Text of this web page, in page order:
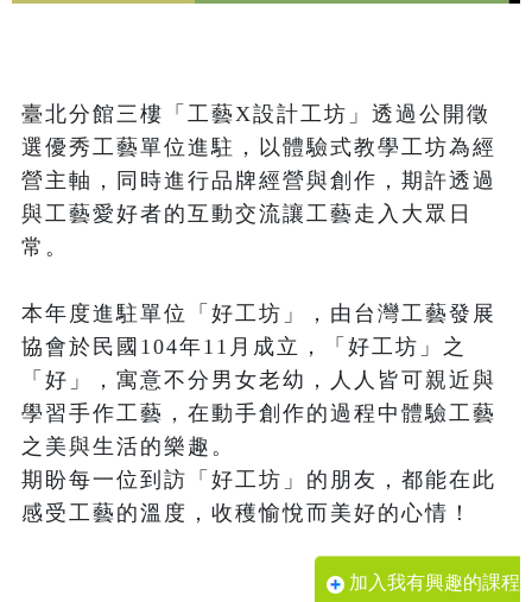
臺北分館三樓「工藝X設計工坊」透過公開徵
選優秀工藝單位進駐，以體驗式教學工坊為經
營主軸，同時進行品牌經營與創作，期許透過
與工藝愛好者的互動交流讓工藝走入大眾日
常。
本年度進駐單位「好工坊」，由台灣工藝發展
協會於民國104年11月成立，「好工坊」之
「好」，寓意不分男女老幼，人人皆可親近與
學習手作工藝，在動手創作的過程中體驗工藝
之美與生活的樂趣。
期盼每一位到訪「好工坊」的朋友，都能在此
感受工藝的溫度，收穫愉悅而美好的心情！
加入我有興趣的課程